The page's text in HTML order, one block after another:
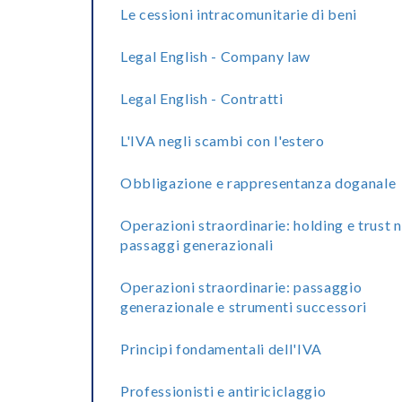
Le cessioni intracomunitarie di beni
Legal English - Company law
Legal English - Contratti
L'IVA negli scambi con l'estero
Obbligazione e rappresentanza doganale
Operazioni straordinarie: holding e trust
passaggi generazionali
Operazioni straordinarie: passaggio
generazionale e strumenti successori
Principi fondamentali dell'IVA
Professionisti e antiriciclaggio